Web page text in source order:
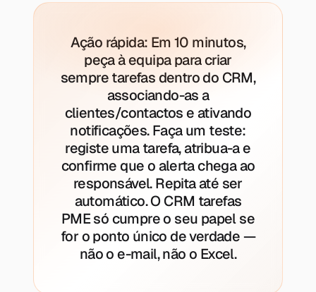
Ação rápida: Em 10 minutos,
peça à equipa para criar
sempre tarefas dentro do CRM,
associando-as a
clientes/contactos e ativando
notificações. Faça um teste:
registe uma tarefa, atribua-a e
confirme que o alerta chega ao
responsável. Repita até ser
automático. O CRM tarefas
PME só cumpre o seu papel se
for o ponto único de verdade —
não o e-mail, não o Excel.